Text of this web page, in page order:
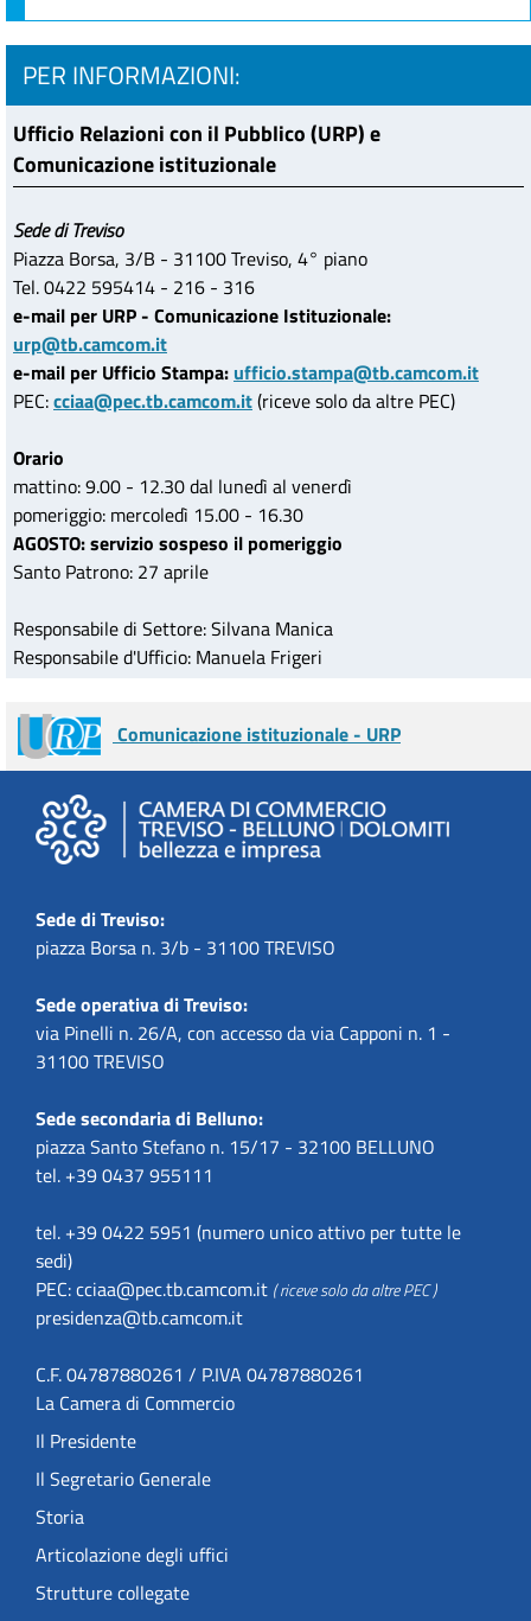
PER INFORMAZIONI:
Ufficio Relazioni con il Pubblico (URP) e
Comunicazione istituzionale
Sede di Treviso
Piazza Borsa, 3/B - 31100 Treviso, 4° piano
Tel. 0422 595414 - 216 - 316
e-mail per URP - Comunicazione Istituzionale:
urp@tb.camcom.it
e-mail per Ufficio Stampa: ufficio.stampa@tb.camcom.it
PEC:cciaa@pec.tb.camcom.it(riceve solo da altre PEC)
Orario
mattino: 9.00 - 12.30 dal lunedì al venerdì
pomeriggio: mercoledì 15.00 - 16.30
AGOSTO: servizio sospeso il pomeriggio
Santo Patrono: 27 aprile
Responsabile di Settore: Silvana Manica
Responsabile d'Ufficio: Manuela Frigeri
Comunicazione istituzionale - URP
Sede di Treviso:
piazza Borsa n. 3/b - 31100 TREVISO
Sede operativa di Treviso:
via Pinelli n. 26/A, con accesso da via Capponi n. 1 -
31100 TREVISO
Sede secondaria di Belluno:
piazza Santo Stefano n. 15/17 - 32100 BELLUNO
tel. +39 0437 955111
tel. +39 0422 5951 (numero unico attivo per tutte le
sedi)
PEC:cciaa@pec.tb.camcom.it ( riceve solo da altre PEC )
presidenza@tb.camcom.it
C.F. 04787880261 / P.IVA 04787880261
La Camera di Commercio
Il Presidente
Il Segretario Generale
Storia
Articolazione degli uffici
Strutture collegate